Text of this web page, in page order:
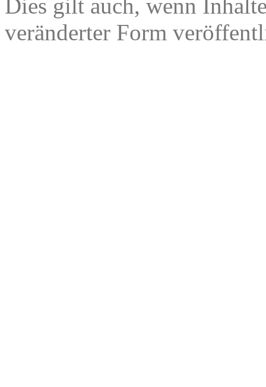
Dies gilt auch, wenn
veränderter Form